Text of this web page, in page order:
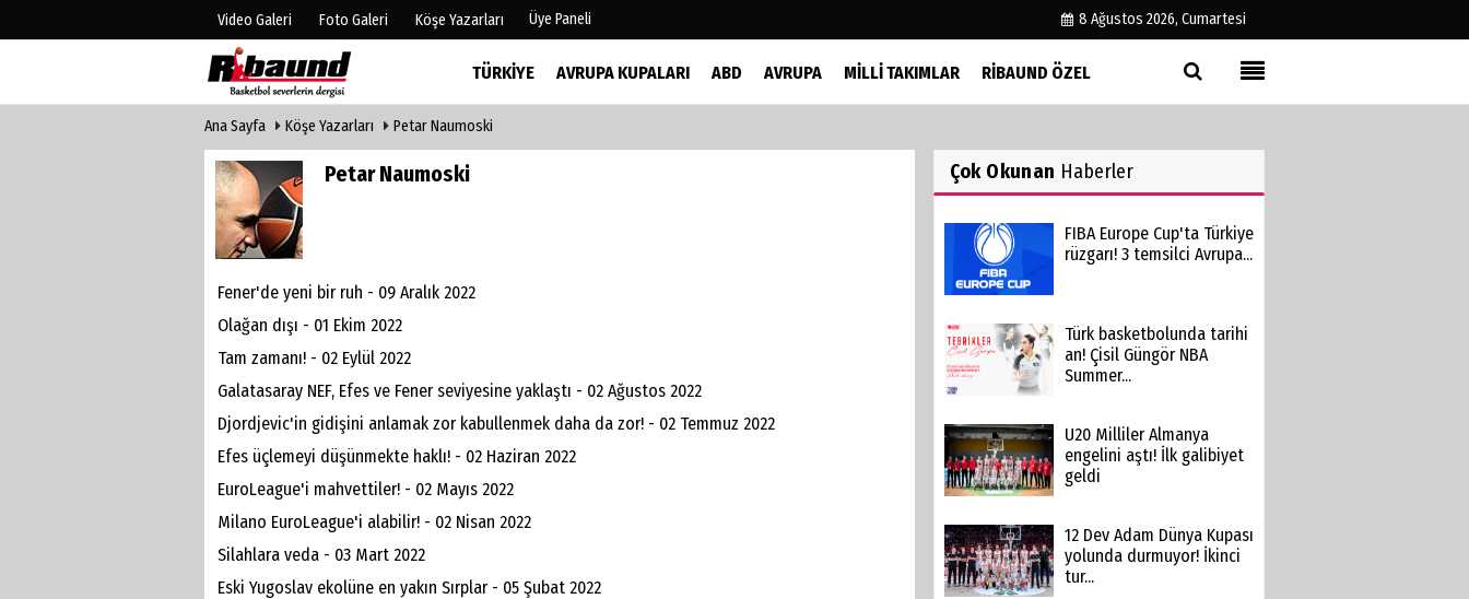
Video Galeri Foto Galeri Köşe Yazarları Üye Paneli 8 Ağustos 2026, Cumartesi
TÜRKIYE AVRUPA KUPALARI ABD AVRUPA MILLI TAKIMLAR RIBAUND ÖZEL
Hava Durumu
Gazete Manşetleri
İletişim
Çerez Politikası
Gizlilik İlkeleri
Ana Sayfa Köşe Yazarları Petar Naumoski
Petar Naumoski
Fener'de yeni bir ruh - 09 Aralık 2022
Olağan dışı - 01 Ekim 2022
Tam zamanı! - 02 Eylül 2022
Galatasaray NEF, Efes ve Fener seviyesine yaklaştı - 02 Ağustos 2022
Djordjevic'in gidişini anlamak zor kabullenmek daha da zor! - 02 Temmuz 2022
Efes üçlemeyi düşünmekte haklı! - 02 Haziran 2022
EuroLeague'i mahvettiler! - 02 Mayıs 2022
Milano EuroLeague'i alabilir! - 02 Nisan 2022
Silahlara veda - 03 Mart 2022
Eski Yugoslav ekolüne en yakın Sırplar - 05 Şubat 2022
Çok Okunan Haberler
FIBA Europe Cup'ta Türkiye
rüzgarı! 3 temsilci Avrupa...
Türk basketbolunda tarihi
an! Çisil Güngör NBA
Summer...
U20 Milliler Almanya
engelini aştı! İlk galibiyet
geldi
12 Dev Adam Dünya Kupası
yolunda durmuyor! İkinci
tur...